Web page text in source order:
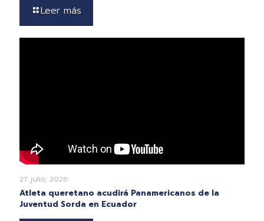
Leer más
27 julio, 2026
Atleta queretano acudirá Panamericanos de la
Juventud Sorda en Ecuador